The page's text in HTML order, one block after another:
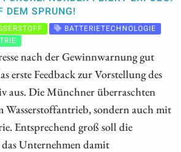
DEM SPRUNG!
BATTERIETECHNOLOGIE
nach der Gewinnwarnung gut
erste Feedback zur Vorstellung des
aus. Die Münchner überraschten
sondern auch mit
Entsprechend groß soll die
Unternehmen damit